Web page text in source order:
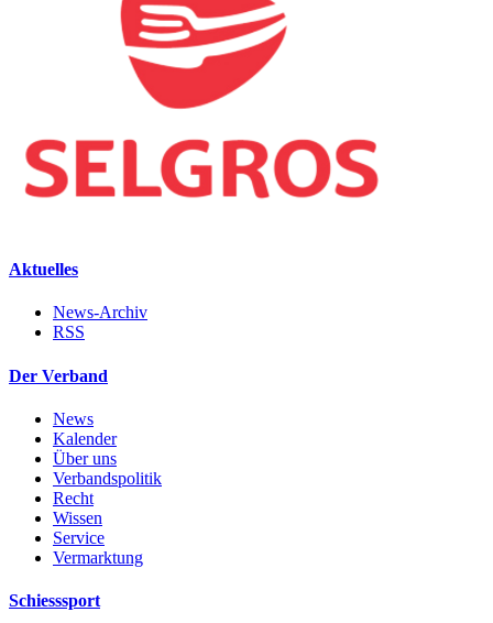
Aktuelles
News-Archiv
RSS
Der Verband
News
Kalender
Über uns
Verbandspolitik
Recht
Wissen
Service
Vermarktung
Schiesssport